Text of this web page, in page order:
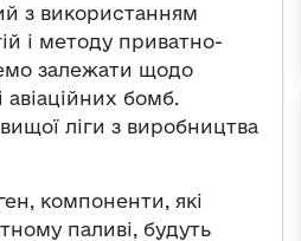
з використанням
і методу приватно-
залежати щодо
бомб.
ліги з виробництва
компоненти, які
паливі, будуть